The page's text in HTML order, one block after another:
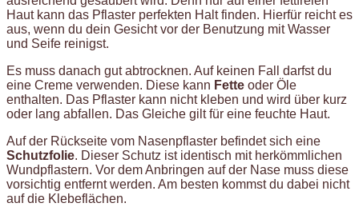
Haut kann das Pflaster perfekten Halt finden. Hierfür reicht es
aus, wenn du dein Gesicht vor der Benutzung mit Wasser
und Seife reinigst.
Es muss danach gut abtrocknen. Auf keinen Fall darfst du
eine Creme verwenden. Diese kann Fette oder Öle
enthalten. Das Pflaster kann nicht kleben und wird über kurz
oder lang abfallen. Das Gleiche gilt für eine feuchte Haut.
Auf der Rückseite vom Nasenpflaster befindet sich eine
Schutzfolie. Dieser Schutz ist identisch mit herkömmlichen
Wundpflastern. Vor dem Anbringen auf der Nase muss diese
vorsichtig entfernt werden. Am besten kommst du dabei nicht
auf die Klebeflächen.